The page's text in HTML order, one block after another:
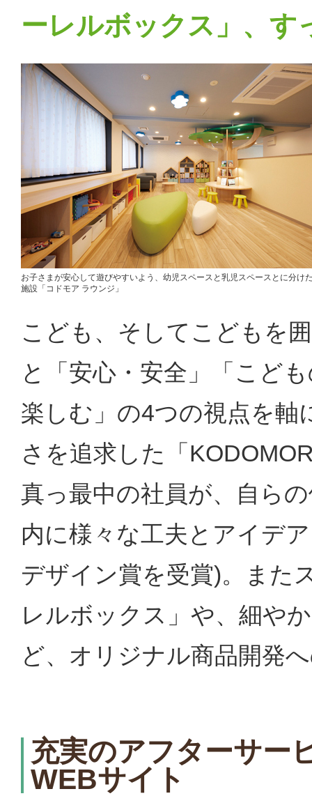
ーレルボックス」、
お子さまが安心して遊びやすいよう、幼児スペースと乳児スペースとに分け
施設「コドモア ラウンジ」
こども、そしてこどもを
と「安心・安全」「こど
楽しむ」の4つの視点を軸
さを追求した「
真っ最中の社員が、自ら
内に様々な工夫とアイデ
デザイン賞を受賞)。また
レルボックス」や、細や
ど、オリジナル商品開発
充実のアフターサー
WEBサイト